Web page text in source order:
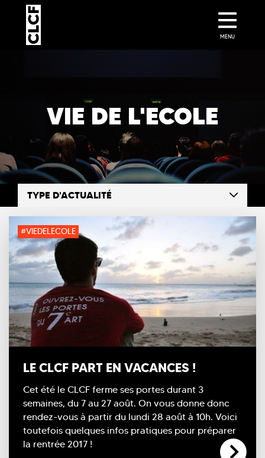
VIE DE L'ECOLE
TYPE D'ACTUALITÉ
#VIEDELECOLE
LE CLCF PART EN VACANCES !
Cet été le CLCF ferme ses portes durant 3
semaines, du 7 au 27 août. On vous donne donc
rendez-vous à partir du lundi 28 août à 10h. Voici
toutefois quelques infos pratiques pour préparer
la rentrée 2017 !
MENU